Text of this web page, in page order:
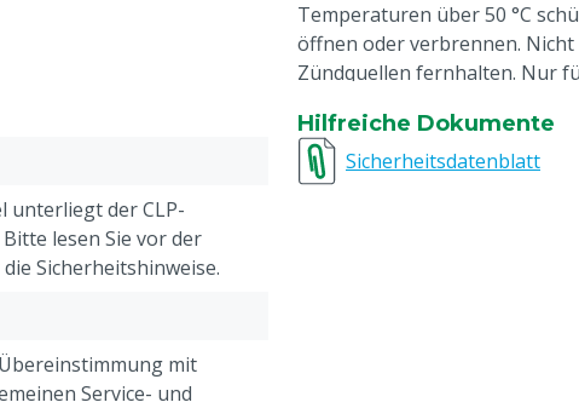
Temperaturen über 50 °C
öffnen oder verbrennen.
Zündquellen fernhalten. Nur
nach Gebrauch sofort reinigen
nicht einatmen.
unterliegt der CLP-
lesen Sie vor der
Sicherheitshinweise.
mit
Service- und
Hilfreiche Dokumente
Sicherheitsdatenblatt